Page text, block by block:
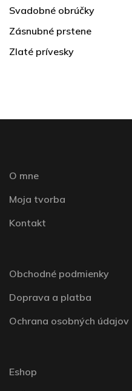
Svadobné obrúčky
Zásnubné prstene
Zlaté prívesky
O mne
Moja tvorba
Kontakt
Obchodné podmienky
Doprava a platba
Ochrana osobných údajov
Eshop